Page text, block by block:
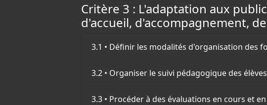
Critère 3 : L'adaptation aux
d'accueil, d'accompagnement,
3.1 • Définir les modalités d'organisation des
3.2 • Organiser le suivi pédagogique des élèves
3.3 • Procéder à des évaluations en cours et